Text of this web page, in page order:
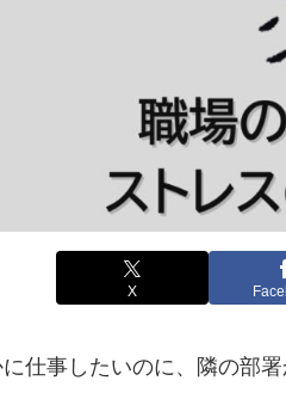
X
仕事したいのに、隣の部